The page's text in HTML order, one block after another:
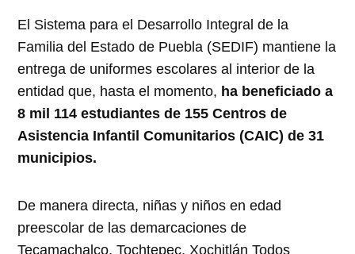
El Sistema para el Desarrollo Integral de la
Familia del Estado de Puebla (SEDIF) mantiene la
entrega de uniformes escolares al interior de la
entidad que, hasta el momento, ha beneficiado a
8 mil 114 estudiantes de 155 Centros de
Asistencia Infantil Comunitarios (CAIC) de 31
municipios.
De manera directa, niñas y niños en edad
preescolar de las demarcaciones de
Tecamachalco, Tochtepec, Xochitlán Todos